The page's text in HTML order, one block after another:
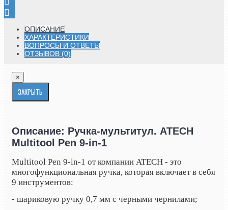
ОПИСАНИЕ
ХАРАКТЕРИСТИКИ
ВОПРОСЫ И ОТВЕТЫ
ОТЗЫВОВ (0)
×
ЗАКРЫТЬ
Описание: Ручка-мультитул. ATECH
Multitool Pen 9-in-1
Multitool Pen 9-in-1 от компании ATECH - это
многофункциональная ручка, которая включает в себя
9 инструментов:
- шариковую ручку 0,7 мм с черными чернилами;